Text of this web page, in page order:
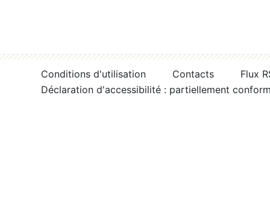
Conditions d'utilisation Contacts
Flux
Déclaration d'accessibilité : partiellement